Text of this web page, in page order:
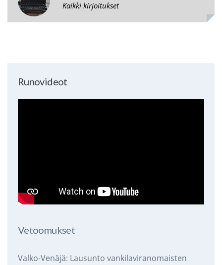
Kaikki kirjoitukset
Runovideot
Vetoomukset
Valko-Venäjä: Lausunto vankilaviranomaisten